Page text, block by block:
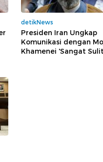
detikNews
Presiden Iran Ungkap
Komunikasi dengan
Khamenei 'Sangat